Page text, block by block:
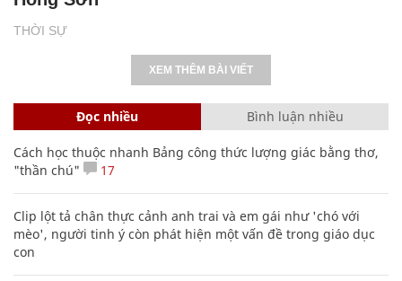
THỜI SỰ
XEM THÊM BÀI VIẾT
Đọc nhiều Bình luận nhiều
Cách học thuộc nhanh Bảng công thức lượng giác bằng thơ,
"thần chú"
17
Clip lột tả chân thực cảnh anh trai và em gái như 'chó với
mèo', người tinh ý còn phát hiện một vấn đề trong giáo dục
con